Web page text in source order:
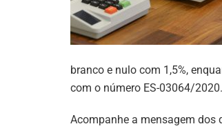
branco e nulo com 1,5%,
com o número ES-03064/2020.
Acompanhe a mensagem dos